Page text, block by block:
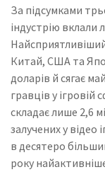
За підсумками
індустрію вклали
Китай, США та
доларів й сягає
гравців у ігровій
складає лише 2,6
залучених у відео
в десятеро
року